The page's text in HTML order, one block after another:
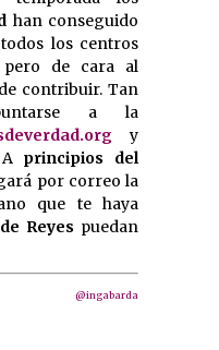
han conseguido
los centros
pero de cara al
contribuir. Tan
a la
y
principios del
por correo la
que te haya
Reyes puedan
@ingabarda